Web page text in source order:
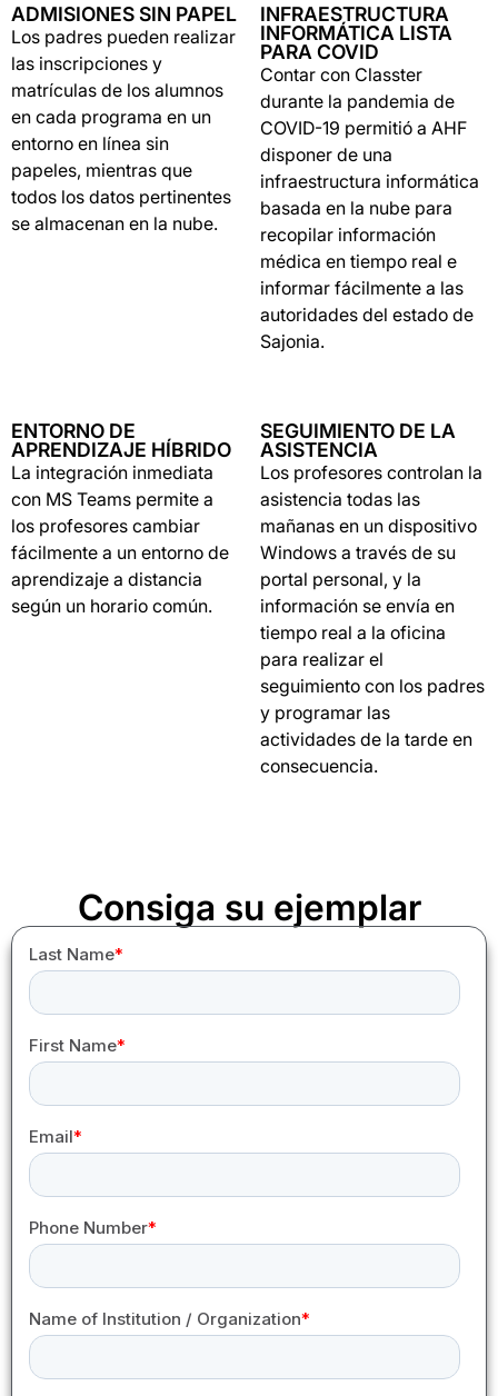
ADMISIONES SIN PAPEL
Los padres pueden realizar
las inscripciones y
matrículas de los alumnos
en cada programa en un
entorno en línea sin
papeles, mientras que
todos los datos pertinentes
se almacenan en la nube.
INFRAESTRUCTURA
INFORMÁTICA LISTA
PARA COVID
Contar con Classter
durante la pandemia de
COVID-19 permitió a AHF
disponer de una
infraestructura informática
basada en la nube para
recopilar información
médica en tiempo real e
informar fácilmente a las
autoridades del estado de
Sajonia.
ENTORNO DE
APRENDIZAJE HÍBRIDO
La integración inmediata
con MS Teams permite a
los profesores cambiar
fácilmente a un entorno de
aprendizaje a distancia
según un horario común.
SEGUIMIENTO DE LA
ASISTENCIA
Los profesores controlan la
asistencia todas las
mañanas en un dispositivo
Windows a través de su
portal personal, y la
información se envía en
tiempo real a la oficina
para realizar el
seguimiento con los padres
y programar las
actividades de la tarde en
consecuencia.
Consiga su ejemplar